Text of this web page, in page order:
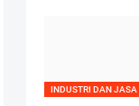
INDUSTRI DAN JASA